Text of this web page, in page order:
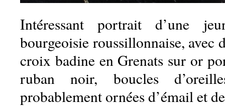
Intéressant portrait d’une
bourgeoisie roussillonnaise, avec
croix badine en Grenats sur or
ruban noir, boucles
probablement ornées d’émail et